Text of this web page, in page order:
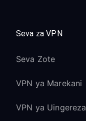
Seva za VPN
Seva Zote
VPN ya Marekani
VPN ya Uingereza